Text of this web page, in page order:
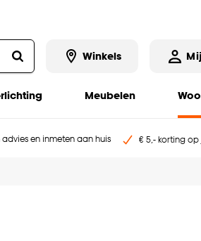
Winkels
Meubelen
en inmeten aan huis € 5,- korting